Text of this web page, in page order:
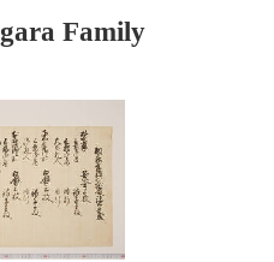
Family